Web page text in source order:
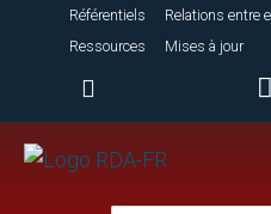
Référentiels Relations entre
Ressources
Mises à jour